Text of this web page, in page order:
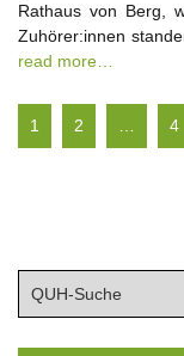
Rathaus von Berg,
Zuhörer:innen
read more…
1 2 … 4